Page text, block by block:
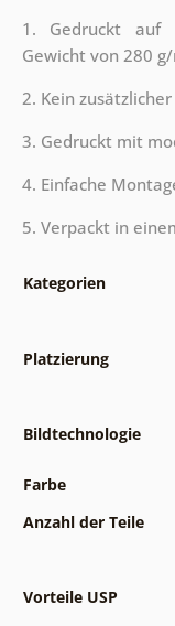
1. Gedruckt auf
Gewicht von 280
2. Kein
3. Gedruckt mit
4. Einfache
5. Verpackt in
Kategorien
Platzierung
Bildtechnologie
Farbe
Anzahl der Teile
Vorteile USP